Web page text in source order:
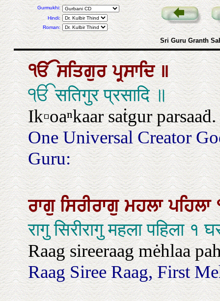
Gurmukhi:
Hindi:
Roman:
Sri Guru Granth
ੴਸਤਿਗੁਰਪ੍ਰਸਾਦਿ॥
ੴ सतिगुर प्रसादि ॥
Ik▫oaⁿkaar saṫgur parsaaḋ.
One Universal Creator
Guru:
ਰਾਗੁਸਿਰੀਰਾਗੁਮਹਲਾਪਹਿਲਾ
रागु सिरीरागु महला पहिला १
Raag sireeraag mėhlaa
Raag Siree Raag, First